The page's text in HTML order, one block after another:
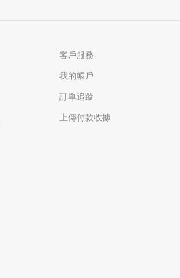
客戶服務
我的帳戶
訂單追蹤
上傳付款收據